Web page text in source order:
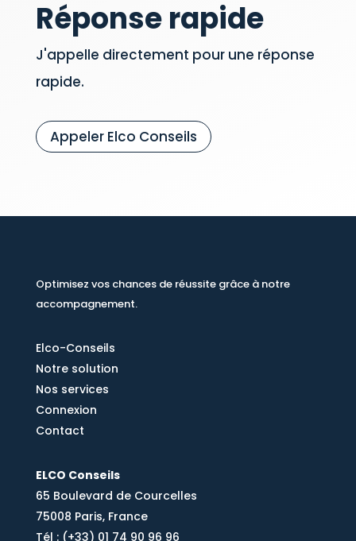
Réponse rapide
J'appelle directement pour une réponse
rapide.
Appeler Elco Conseils
Optimisez vos chances de réussite grâce à notre
accompagnement.
Elco-Conseils
Notre solution
Nos services
Connexion
Contact
ELCO Conseils
65 Boulevard de Courcelles
75008 Paris, France
Tél : (+33) 01 74 90 96 96